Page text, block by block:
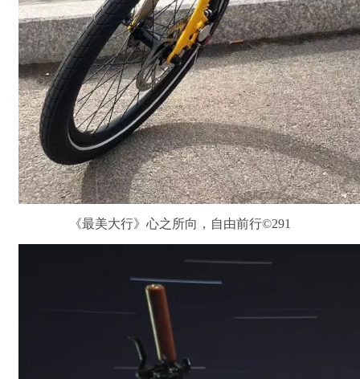
《最美大行》心之所向，自由前行©291